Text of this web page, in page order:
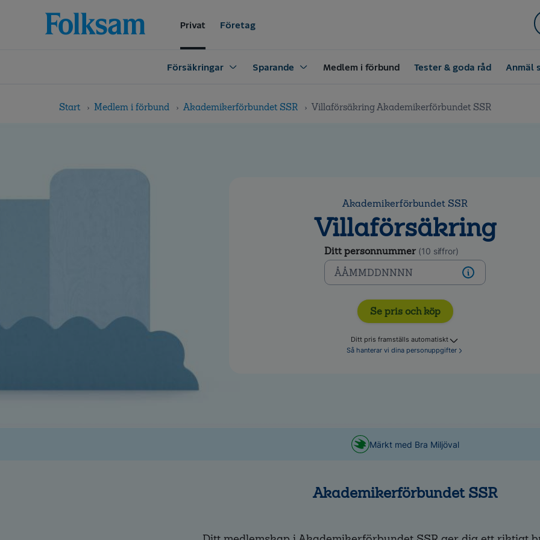
navigation
Privat Företag
Försäkringar Sparande Medlem i förbund Tester & goda råd Anmäl
Start Medlem i förbund Akademikerförbundet SSR Villaförsäkring Akademikerförbundet SSR
Akademikerförbundet SSR
Villaförsäkring
Ditt personnummer (10 siffror)
Se pris och köp
Ditt pris framställs automatiskt
Så hanterar vi dina personuppgifter
Märkt med Bra Miljöval
Akademikerförbundet SSR